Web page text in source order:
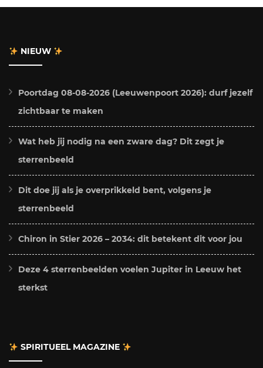
NIEUW
Poortdag 08-08-2026 (Leeuwenpoort 2026): durf jezelf
zichtbaar te maken
Wat heb jij nodig na een zware dag? Dit zegt je
sterrenbeeld
Dit doe jij als je overprikkeld bent, volgens je
sterrenbeeld
Chiron in Stier 2026 – 2034: dit betekent dit voor jou
Deze 4 sterrenbeelden voelen Jupiter in Leeuw het
sterkst
SPIRITUEEL MAGAZINE